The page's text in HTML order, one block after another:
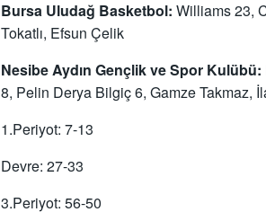
Bursa Uludağ Basketbol: Williams 23,
Tokatlı, Efsun Çelik
Nesibe Aydın Gençlik ve Spor Kulübü:
8, Pelin Derya Bilgiç 6, Gamze Takmaz,
1.Periyot: 7-13
Devre: 27-33
3.Periyot: 56-50